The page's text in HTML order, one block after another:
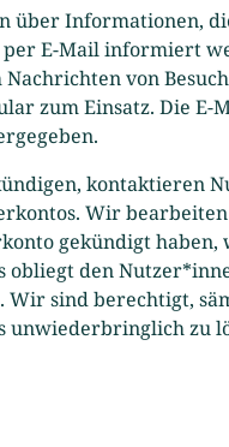
über Informationen,
E-Mail informiert
von
zum Einsatz. Die
kontaktieren
Wir
gekündigt
obliegt den
Wir sind berechtigt,
unwiederbringlich zu